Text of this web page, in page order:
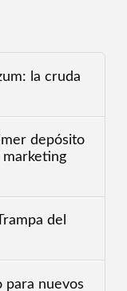
la cruda
depósito
marketing
del
para nuevos